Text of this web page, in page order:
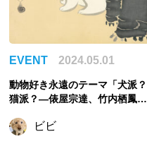
EVENT 2024.05.01
動物好き永遠のテーマ「犬派？
猫派？―俵屋宗達、竹内栖鳳、
開催！長沢芦雪のゆるかわ犬も
ビビ